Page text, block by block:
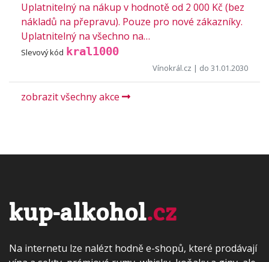
Uplatnitelný na nákup v hodnotě od 2 000 Kč (bez
nákladů na přepravu). Pouze pro nové zákazníky.
Uplatnitelný na všechno na…
Slevový kód kral1000
Vínokrál.cz | do 31.01.2030
zobrazit všechny akce
kup-alkohol.cz
Na internetu lze nalézt hodně e-shopů, které prodávají